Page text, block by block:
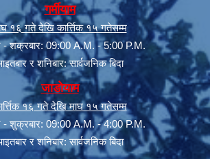
गर्मीयाम
१६ गते देखि कार्त्तिक १५ गतेसम्म
- शक्रबार: 09:00 A.M. - 5:00 P.M.
र शनिबार: सार्वजनिक बिदा
जाडोयाम
१६ गते देखि माघ १५ गतेसम्म
- शुक्रबार: 09:00 A.M. - 4:00 P.M.
र शनिबार: सार्वजनिक बिदा